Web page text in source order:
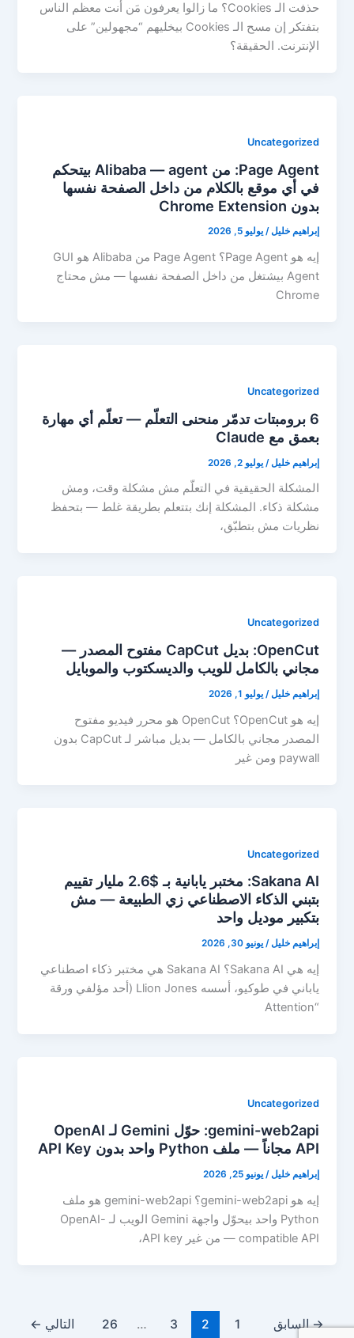
حذفت الـ Cookies؟ ما زالوا يعرفون مَن أنت معظم الناس
بتفتكر إن مسح الـ Cookies بيخليهم “مجهولين” على
الإنترنت. الحقيقة؟
Uncategorized
Page Agent: من Alibaba — agent بيتحكم
في أي موقع بالكلام من داخل الصفحة نفسها
بدون Chrome Extension
إبراهيم خليل/يوليو 5, 2026
إيه هو Page Agent؟ Page Agent من Alibaba هو GUI
Agent بيشتغل من داخل الصفحة نفسها — مش محتاج
Chrome
Uncategorized
6 برومبتات تدمّر منحنى التعلّم — تعلّم أي مهارة
بعمق مع Claude
إبراهيم خليل/يوليو 2, 2026
المشكلة الحقيقية في التعلّم مش مشكلة وقت، ومش
مشكلة ذكاء. المشكلة إنك بتتعلم بطريقة غلط — بتحفظ
نظريات مش بتطبّق،
Uncategorized
OpenCut: بديل CapCut مفتوح المصدر —
مجاني بالكامل للويب والديسكتوب والموبايل
إبراهيم خليل/يوليو 1, 2026
إيه هو OpenCut؟ OpenCut هو محرر فيديو مفتوح
المصدر مجاني بالكامل — بديل مباشر لـ CapCut بدون
paywall ومن غير
Uncategorized
Sakana AI: مختبر يابانية بـ $2.6 مليار تقييم
بتبني الذكاء الاصطناعي زي الطبيعة — مش
بتكبير موديل واحد
إبراهيم خليل/يونيو 30, 2026
إيه هي Sakana AI؟ Sakana AI هي مختبر ذكاء اصطناعي
ياباني في طوكيو، أسسه Llion Jones (أحد مؤلفي ورقة
“Attention
Uncategorized
gemini-web2api: حوّل Gemini لـ OpenAI
API مجاناً — ملف Python واحد بدون API Key
إبراهيم خليل/يونيو 25, 2026
إيه هو gemini-web2api؟ gemini-web2api هو ملف
Python واحد بيحوّل واجهة Gemini الويب لـ OpenAI-
compatible API — من غير API key،
→السابق 1
2
3
…
26 التالي ←